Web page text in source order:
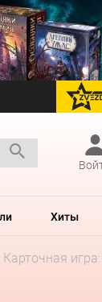
Хиты